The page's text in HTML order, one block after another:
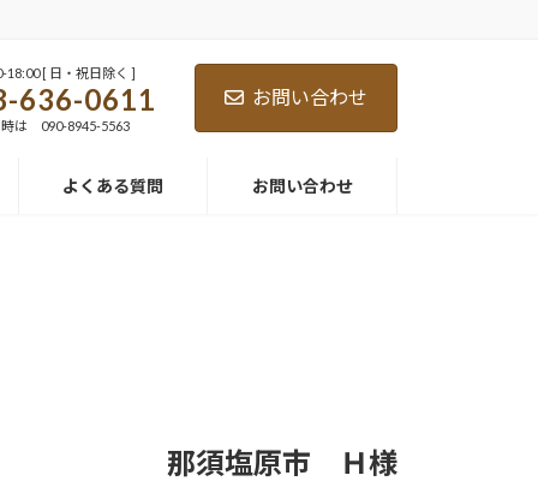
18:00 [ 日・祝日除く ]
636-0611
時は 090-8945-5563
お問い合わせ
よくある質問 お問い合わせ
那須塩原市 Ｈ様